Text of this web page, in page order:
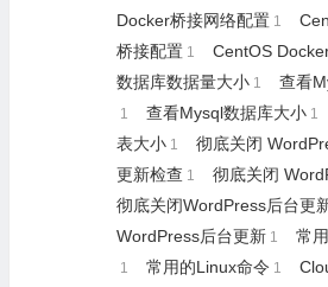
Docker桥接网络配置 1
桥接配置 1 CentOS
数据库数据量大小 1 查看
1 查看Mysql数据库大小 1
表大小 1
彻底关闭
更新检查 1 彻底关闭
彻底关闭WordPress后台更
WordPress后台更新 1 常
1 常用的Linux命令 1